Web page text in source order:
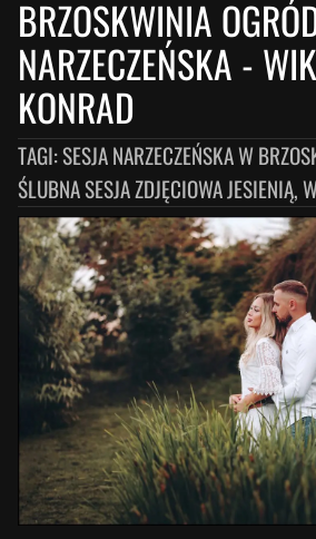
BRZOSKWINIA
NARZECZEŃSKA -
KONRAD
TAGI:SESJA NARZECZEŃSKA W
ŚLUBNA SESJA ZDJĘCIOWA JESIENIĄ,